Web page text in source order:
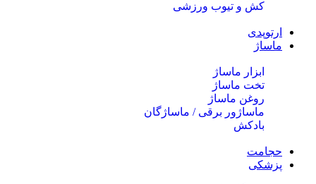
کش و تیوب ورزشی
ارتوپدی
ماساژ
ابزار ماساژ
تخت ماساژ
روغن ماساژ
ماساژور برقی / ماساژگان
بادکش
حجامت
پزشکی